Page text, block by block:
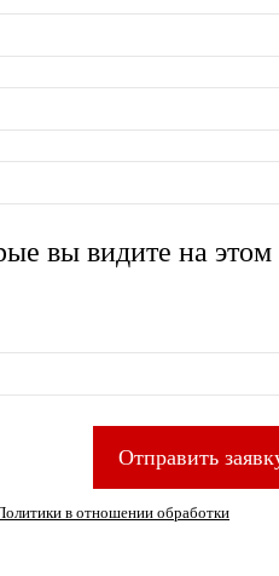
вы видите на этом
Отправить
в отношении обработки